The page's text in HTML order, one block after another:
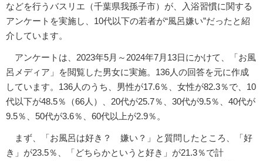
などを行うバスリエ（千葉県我孫子市）が、入浴習慣に関する
アンケートを実施し、10代以下の若者が“風呂嫌い”だったと紹
介しています。
アンケートは、2023年5月～2024年7月13日にかけて、「お風
呂メディア」を閲覧した男女に実施。136人の回答を元に作成
しています。136人のうち、男性が17.6％、女性が82.3％で、10
代以下が48.5％（66人）、20代が25.7％、30代が9.5％、40代が
9.5％、50代が3.6％、60代以上が2.9％。
まず、「お風呂は好き？ 嫌い？」と質問したところ、「好
き」が23.5％、「どちらかというと好き」が21.3％で計